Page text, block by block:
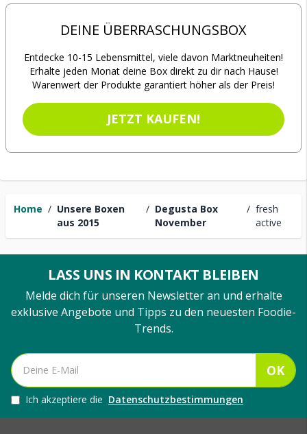
Home / Unsere Boxen
aus 2015
/ Degusta Box
November
/ fresh
active
DEINE ÜBERRASCHUNGSBOX
Entdecke 10-15 Lebensmittel, viele davon Marktneuheiten!
Erhalte jeden Monat deine Box direkt zu dir nach Hause!
Warenwert der Produkte garantiert höher als der Preis!
JETZT KAUFEN!
LASS UNS IN KONTAKT BLEIBEN
Melde dich für unseren Newsletter an und erhalte
exklusive Angebote und Tipps zu den neuesten Foodie-
Trends.
OK
Ich akzeptiere die Datenschutzbestimmungen